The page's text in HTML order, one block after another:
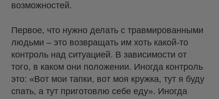
возможностей.
Первое, что нужно делать с травмированными
людьми – это возвращать им хоть какой-то
контроль над ситуацией. В зависимости от
того, в каком они положении. Иногда контроль
это: «Вот мои тапки, вот моя кружка, тут я буду
спать, а тут приготовлю себе еду». Иногда